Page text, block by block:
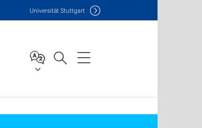
Universität Stuttgart